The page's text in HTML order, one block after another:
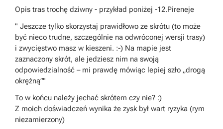
Opis tras trochę dziwny - przykład poniżej -12.Pireneje
" Jeszcze tylko skorzystaj prawidłowo ze skrótu (to może
być nieco trudne, szczególnie na odwróconej wersji trasy)
i zwycięstwo masz w kieszeni. :-) Na mapie jest
zaznaczony skrót, ale jedziesz nim na swoją
odpowiedzialność – mi prawdę mówiąc lepiej szło „drogą
okrężną”"
To w końcu należy jechać skrótem czy nie? :)
Z moich doświadczeń wynika że zysk był wart ryzyka (rym
niezamierzony)